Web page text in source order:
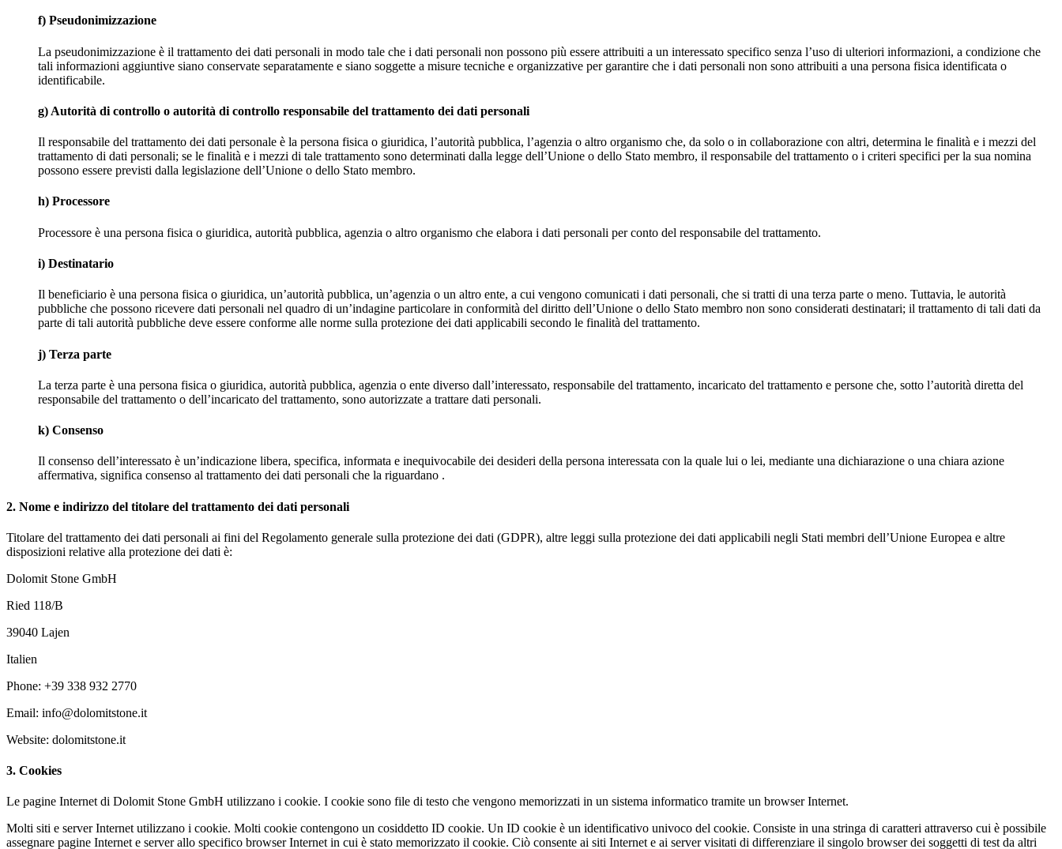
f) Pseudonimizzazione
La pseudonimizzazione è il trattamento dei dati personali in modo tale che i dati personali non possono più essere attribuiti a un interessato specifico senza l’uso di ulteriori informazioni, a condizione che
tali informazioni aggiuntive siano conservate separatamente e siano soggette a misure tecniche e organizzative per garantire che i dati personali non sono attribuiti a una persona fisica identificata o
identificabile.
g) Autorità di controllo o autorità di controllo responsabile del trattamento dei dati personali
Il responsabile del trattamento dei dati personale è la persona fisica o giuridica, l’autorità pubblica, l’agenzia o altro organismo che, da solo o in collaborazione con altri, determina le finalità e i mezzi del
trattamento di dati personali; se le finalità e i mezzi di tale trattamento sono determinati dalla legge dell’Unione o dello Stato membro, il responsabile del trattamento o i criteri specifici per la sua nomina
possono essere previsti dalla legislazione dell’Unione o dello Stato membro.
h) Processore
Processore è una persona fisica o giuridica, autorità pubblica, agenzia o altro organismo che elabora i dati personali per conto del responsabile del trattamento.
i) Destinatario
Il beneficiario è una persona fisica o giuridica, un’autorità pubblica, un’agenzia o un altro ente, a cui vengono comunicati i dati personali, che si tratti di una terza parte o meno. Tuttavia, le autorità
pubbliche che possono ricevere dati personali nel quadro di un’indagine particolare in conformità del diritto dell’Unione o dello Stato membro non sono considerati destinatari; il trattamento di tali dati da
parte di tali autorità pubbliche deve essere conforme alle norme sulla protezione dei dati applicabili secondo le finalità del trattamento.
j) Terza parte
La terza parte è una persona fisica o giuridica, autorità pubblica, agenzia o ente diverso dall’interessato, responsabile del trattamento, incaricato del trattamento e persone che, sotto l’autorità diretta del
responsabile del trattamento o dell’incaricato del trattamento, sono autorizzate a trattare dati personali.
k) Consenso
Il consenso dell’interessato è un’indicazione libera, specifica, informata e inequivocabile dei desideri della persona interessata con la quale lui o lei, mediante una dichiarazione o una chiara azione
affermativa, significa consenso al trattamento dei dati personali che la riguardano .
2. Nome e indirizzo del titolare del trattamento dei dati personali
Titolare del trattamento dei dati personali ai fini del Regolamento generale sulla protezione dei dati (GDPR), altre leggi sulla protezione dei dati applicabili negli Stati membri dell’Unione Europea e altre
disposizioni relative alla protezione dei dati è:
Dolomit Stone GmbH
Ried 118/B
39040 Lajen
Italien
Phone: +39 338 932 2770
Email: info@dolomitstone.it
Website: dolomitstone.it
3. Cookies
Le pagine Internet di Dolomit Stone GmbH utilizzano i cookie. I cookie sono file di testo che vengono memorizzati in un sistema informatico tramite un browser Internet.
Molti siti e server Internet utilizzano i cookie. Molti cookie contengono un cosiddetto ID cookie. Un ID cookie è un identificativo univoco del cookie. Consiste in una stringa di caratteri attraverso cui è possibile
assegnare pagine Internet e server allo specifico browser Internet in cui è stato memorizzato il cookie. Ciò consente ai siti Internet e ai server visitati di differenziare il singolo browser dei soggetti di test da altri